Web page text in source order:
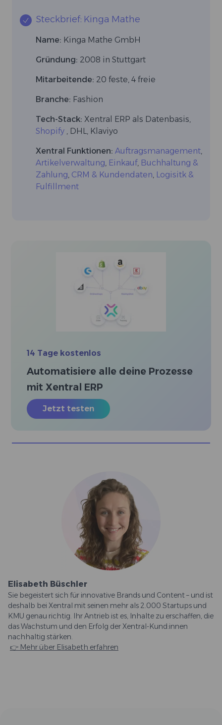
Steckbrief: Kinga Mathe
Name: Kinga Mathe GmbH
Gründung: 2008 in Stuttgart
Mitarbeitende: 20 feste, 4 freie
Branche: Fashion
Tech-Stack: Xentral ERP als Datenbasis,
Shopify , DHL, Klaviyo
Xentral Funktionen: Auftragsmanagement,
Artikelverwaltung, Einkauf, Buchhaltung &
Zahlung, CRM & Kundendaten, Logisitk &
Fulfillment
14 Tage kostenlos
Automatisiere alle deine Prozesse
mit Xentral ERP
Jetzt testen
Elisabeth Büschler
Sie begeistert sich für innovative Brands und Content – und ist
deshalb bei Xentral mit seinen mehr als 2.000 Startups und
KMU genau richtig. Ihr Antrieb ist es, Inhalte zu erschaffen, die
das Wachstum und den Erfolg der Xentral-Kund:innen
nachhaltig stärken.
👉 Mehr über Elisabeth erfahren